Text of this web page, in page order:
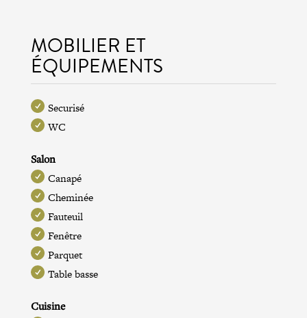
MOBILIER ET
ÉQUIPEMENTS
Securisé
WC
Salon
Canapé
Cheminée
Fauteuil
Fenêtre
Parquet
Table basse
Cuisine